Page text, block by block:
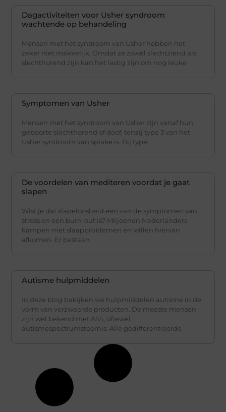
Dagactiviteiten voor Usher syndroom
wachtende op behandeling
Mensen met het syndroom van Usher hebben het
zeker niet makkelijk. Omdat ze zowel slechtziend als
slechthorend zijn kan het lastig zijn om nog leuke
Symptomen van Usher
Mensen met het syndroom van Usher zijn vanaf hun
geboorte slechthorend of doof, tenzij type 3 van het
Usher syndroom van sprake is. Bij type
De voordelen van mediteren voordat je gaat
slapen
Wist je dat slapeloosheid één van de symptomen van
stress en een burn-out is? Miljoenen Nederlanders
kampen met slaapproblemen en willen hiervan
afkomen. Er bestaan
Autisme hulpmiddelen
In deze blog bekijken we hulpmiddelen autisme in de
vorm van verzwaarde producten. De meeste mensen
zijn wel bekend met ASS, oftewel
autismespectrumstoornis. Alle gedifferentieerde